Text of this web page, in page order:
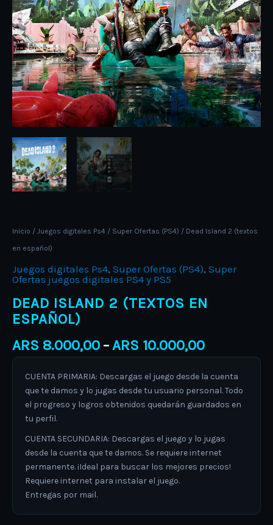
Inicio / Juegos digitales Ps4 / Super Ofertas (PS4) / Dead Island 2 (textos
en español)
Juegos digitales Ps4, Super Ofertas (PS4), Super
Ofertas juegos digitales PS4 y PS5
DEAD ISLAND 2 (TEXTOS EN
ESPAÑOL)
ARS 8.000,00 –ARS 10.000,00
CUENTA PRIMARIA: Descargas el juego desde la cuenta
que te damos y lo jugas desde tu usuario personal. Todo
el progreso y logros obtenidos quedarán guardados en
tu perfil.
CUENTA SECUNDARIA: Descargas el juego y lo jugas
desde la cuenta que te damos. Se requiere internet
permanente. ¡Ideal para buscar los mejores precios!
Requiere internet para instalar el juego.
Entregas por mail.